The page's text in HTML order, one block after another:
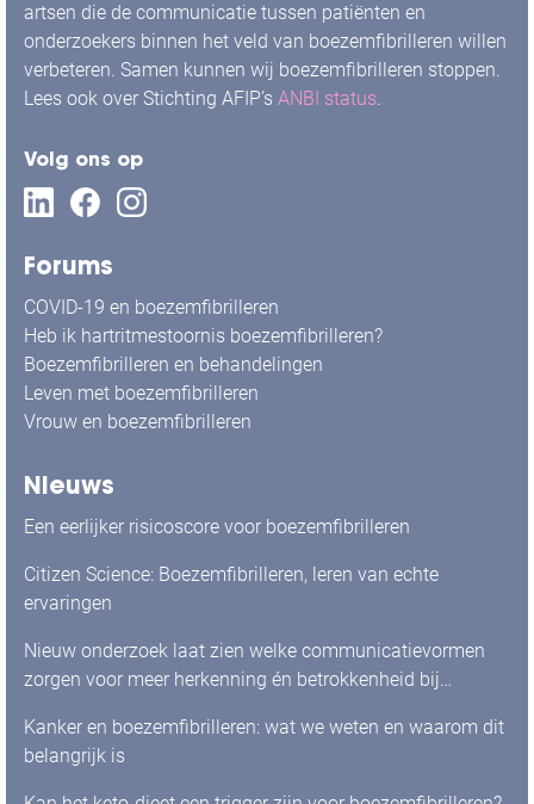
artsen die de communicatie tussen patiënten en
onderzoekers binnen het veld van boezemfibrilleren willen
verbeteren. Samen kunnen wij boezemfibrilleren stoppen.
Lees ook over Stichting AFIP’s ANBI status.
Volg ons op
Forums
COVID-19 en boezemfibrilleren
Heb ik hartritmestoornis boezemfibrilleren?
Boezemfibrilleren en behandelingen
Leven met boezemfibrilleren
Vrouw en boezemfibrilleren
Nieuws
Een eerlijker risicoscore voor boezemfibrilleren
Citizen Science: Boezemfibrilleren, leren van echte
ervaringen
Nieuw onderzoek laat zien welke communicatievormen
zorgen voor meer herkenning én betrokkenheid bij
Kanker en boezemfibrilleren: wat we weten en waarom dit
belangrijk is